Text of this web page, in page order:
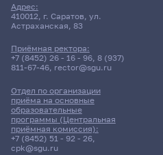
Адрес:
410012, г. Саратов, ул.
Астраханская, 83
Приёмная ректора:
+7 (8452) 26 - 16 - 96, 8 (937)
811-67-46, rector@sgu.ru
Отдел по организации
приёма на основные
образовательные
программы (Центральная
приёмная комиссия):
+7 (8452) 51 - 92 - 26,
cpk@sgu.ru